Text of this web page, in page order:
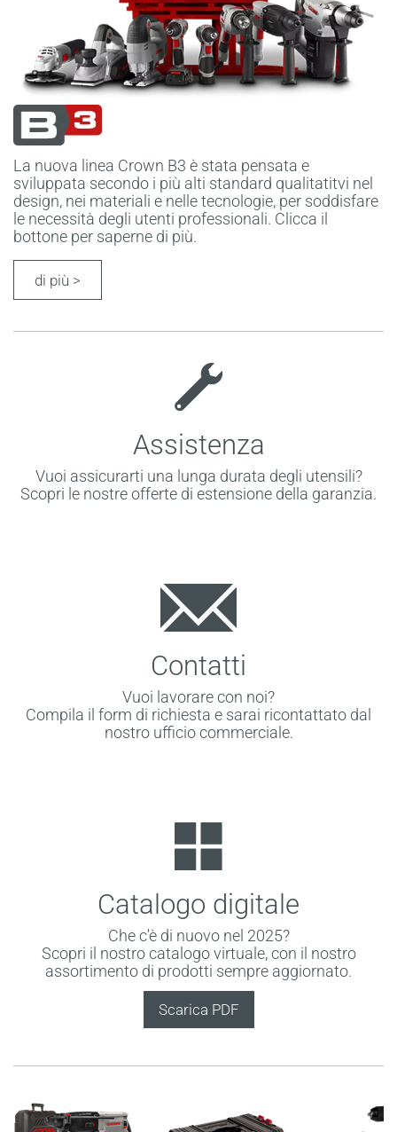
La nuova linea Crown B3 è stata pensata e
sviluppata secondo i più alti standard qualitatitvi nel
design, nei materiali e nelle tecnologie, per soddisfare
le necessità degli utenti professionali. Clicca il
bottone per saperne di più.
di più >
Assistenza
Vuoi assicurarti una lunga durata degli utensili?
Scopri le nostre offerte di estensione della garanzia.
Contatti
Vuoi lavorare con noi?
Compila il form di richiesta e sarai ricontattato dal
nostro ufficio commerciale.
Catalogo digitale
Che c'è di nuovo nel 2025?
Scopri il nostro catalogo virtuale, con il nostro
assortimento di prodotti sempre aggiornato.
Scarica PDF